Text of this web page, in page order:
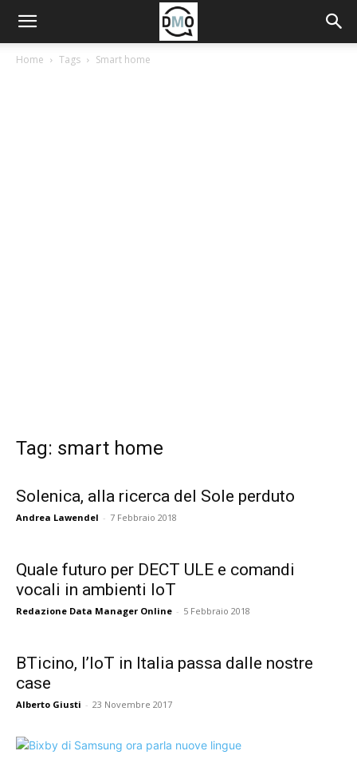
Home Tags Smart home
Tag: smart home
Solenica, alla ricerca del Sole perduto
Andrea Lawendel - 7 Febbraio 2018
Quale futuro per DECT ULE e comandi
vocali in ambienti IoT
Redazione Data Manager Online - 5 Febbraio 2018
BTicino, l’IoT in Italia passa dalle nostre
case
Alberto Giusti - 23 Novembre 2017